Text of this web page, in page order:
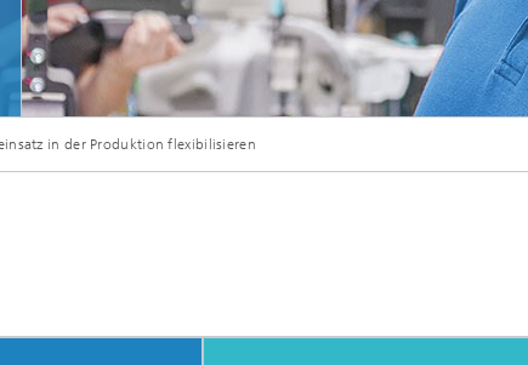
in der Produktion flexibilisieren